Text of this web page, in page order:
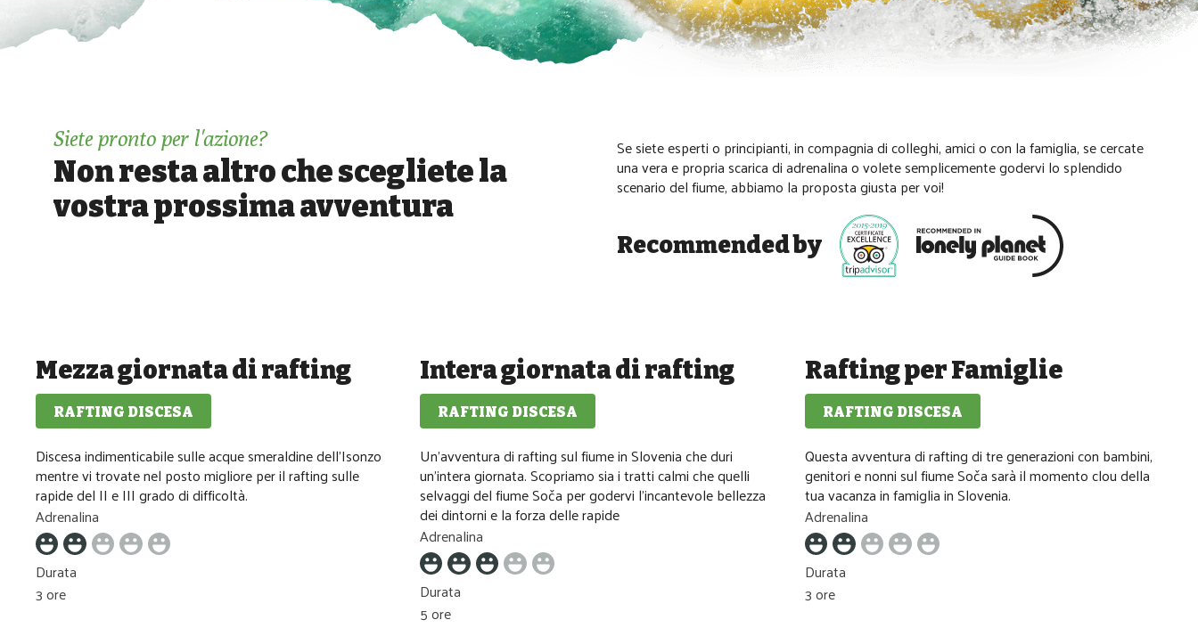
Siete pronto per l'azione?
Non resta altro che scegliete la
vostra prossima avventura
Se siete esperti o principianti, in compagnia di colleghi, amici o con la famiglia, se cercate
una vera e propria scarica di adrenalina o volete semplicemente godervi lo splendido
scenario del fiume, abbiamo la proposta giusta per voi!
Recommended by
Mezza giornata di rafting
RAFTING DISCESA
Discesa indimenticabile sulle acque smeraldine dell'Isonzo
mentre vi trovate nel posto migliore per il rafting sulle
rapide del II e III grado di difficoltà.
Adrenalina
Durata
3 ore
Intera giornata di rafting
RAFTING DISCESA
Un'avventura di rafting sul fiume in Slovenia che duri
un'intera giornata. Scopriamo sia i tratti calmi che quelli
selvaggi del fiume Soča per godervi l'incantevole bellezza
dei dintorni e la forza delle rapide
Adrenalina
Durata
5 ore
Rafting per Famiglie
RAFTING DISCESA
Questa avventura di rafting di tre generazioni con bambini,
genitori e nonni sul fiume Soča sarà il momento clou della
tua vacanza in famiglia in Slovenia.
Adrenalina
Durata
3 ore